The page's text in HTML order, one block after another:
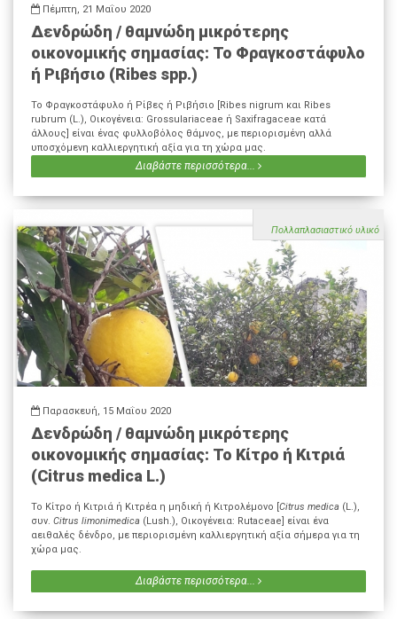
Πέμπτη, 21 Μαΐου 2020
Δενδρώδη / θαμνώδη μικρότερης
οικονομικής σημασίας: Το Φραγκοστάφυλο
ή Ριβήσιο (Ribes spp.)
Το Φραγκοστάφυλο ή Ρίβες ή Ριβήσιο [Ribes nigrum και Ribes
rubrum (L.), Οικογένεια: Grossulariaceae ή Saxifragaceae κατά
άλλους] είναι ένας φυλλοβόλος θάμνος, με περιορισμένη αλλά
υποσχόμενη καλλιεργητική αξία για τη χώρα μας.
Διαβάστε περισσότερα...
Πολλαπλασιαστικό υλικό
Παρασκευή, 15 Μαΐου 2020
Δενδρώδη / θαμνώδη μικρότερης
οικονομικής σημασίας: Το Κίτρο ή Κιτριά
(Citrus medica L.)
Το Κίτρο ή Κιτριά ή Κιτρέα η μηδική ή Κιτρολέμονο [Citrus medica (L.),
συν. Citrus limonimedica (Lush.), Οικογένεια: Rutaceae] είναι ένα
αειθαλές δένδρο, με περιορισμένη καλλιεργητική αξία σήμερα για τη
χώρα μας.
Διαβάστε περισσότερα...